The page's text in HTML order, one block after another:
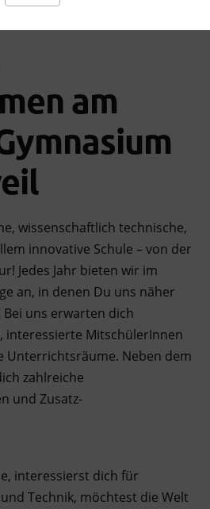
am
wissenschaftlich technische,
innovative Schule – von der
Jedes Jahr bieten wir im
an, in denen Du uns näher
uns erwarten dich
interessierte MitschülerInnen
Unterrichtsräume. Neben dem
zahlreiche
und Zusatz-
interessierst dich für
Technik, möchtest die Welt